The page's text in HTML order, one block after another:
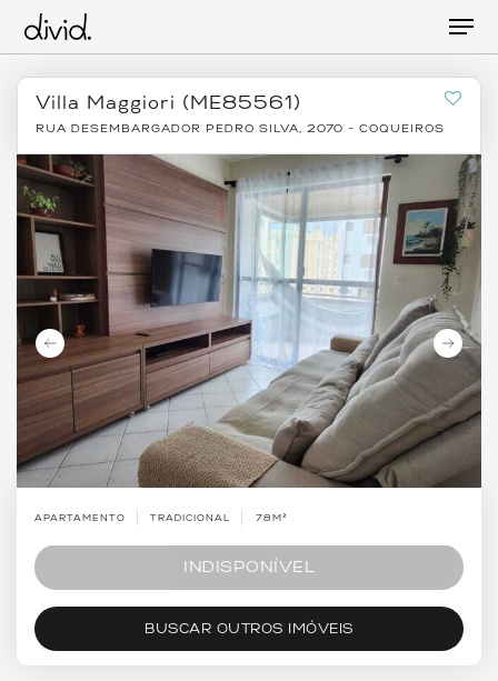
main
content
Villa Maggiori (ME85561)
RUA DESEMBARGADOR PEDRO SILVA, 2070 - COQUEIROS
APARTAMENTO TRADICIONAL 78M²
INDISPONÍVEL
BUSCAR OUTROS IMÓVEIS